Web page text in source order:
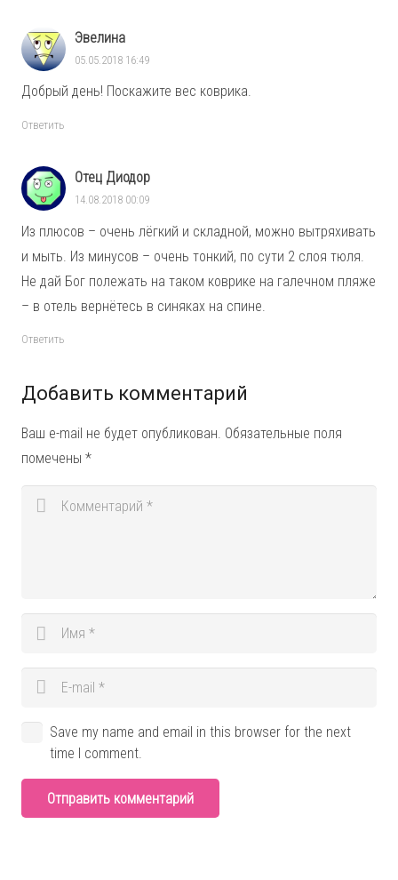
Эвелина
05.05.2018 16:49
Добрый день! Поскажите вес коврика.
Ответить
Отец Диодор
14.08.2018 00:09
Из плюсов – очень лёгкий и складной, можно вытряхивать
и мыть. Из минусов – очень тонкий, по сути 2 слоя тюля.
Не дай Бог полежать на таком коврике на галечном пляже
– в отель вернётесь в синяках на спине.
Ответить
Добавить комментарий
Ваш e-mail не будет опубликован. Обязательные поля
помечены *
Save my name and email in this browser for the next
time I comment.
Отправить комментарий